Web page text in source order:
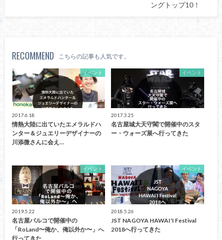
ングトップ10！
RECOMMEND こちらの記事も人気です。
イベント
2017.6.18
情熱大陸に出ていたエメラルドハ
ンター＆ジュエリーデザイナーの
川添微さんに会え…
イベント
2017.3.25
名古屋城大天守閣で開催中のスタ
ー・ウォーズ展へ行ってきた
イベント
2019.5.22
名古屋パルコで開催中の
「RoLand〜俺か、俺以外か〜」へ
行ってきた
イベント
2018.5.26
JST NAGOYA HAWAI'I Festival
2018へ行ってきた